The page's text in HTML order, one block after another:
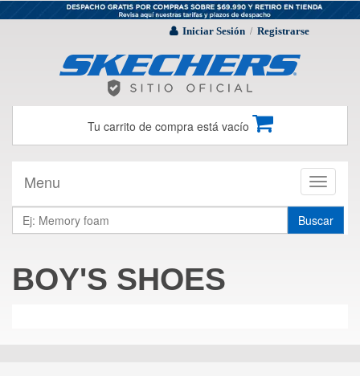
Iniciar Sesión / Registrarse
Tu carrito de compra está vacío
Toggle
Menu
Buscar
BOY'S SHOES